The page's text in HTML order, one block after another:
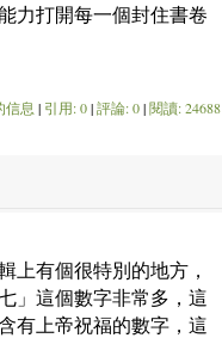
力打開每一個封住書卷
信息 | 引用: 0|評論: 0|閱讀: 24688
上有個很特別的地方，
」這個數字非常多，這
有上帝祝福的數字，這